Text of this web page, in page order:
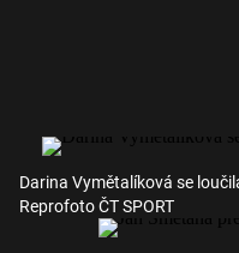
Darina Vymětalíková se
Reprofoto ČT SPORT